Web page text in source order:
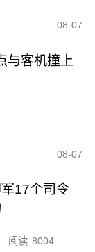
08-07
与客机撞上
08-07
17个司令
阅读 8004